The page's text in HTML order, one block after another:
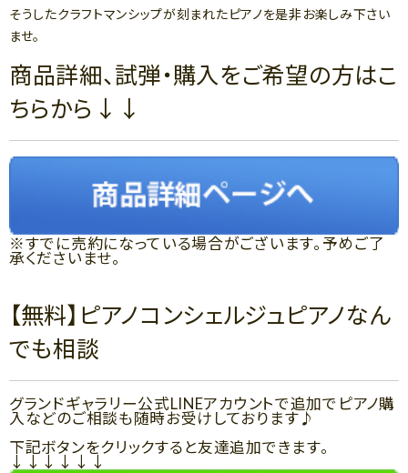
そうしたクラフトマンシップが刻まれたピアノを是非お楽しみ下さい
ませ。
商品詳細、試弾・購入をご希望の方はこ
ちらから↓↓
※すでに売約になっている場合がございます。予めご了
承くださいませ。
【無料】ピアノコンシェルジュピアノなん
でも相談
グランドギャラリー公式LINEアカウントで追加でピアノ購
入などのご相談も随時お受けしております♪
下記ボタンをクリックすると友達追加できます。
↓↓↓↓↓↓